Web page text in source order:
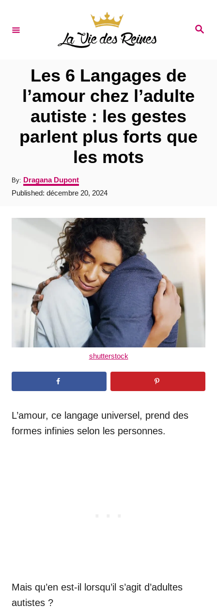
S
Les 6 Langages de
l’amour chez l’adulte
autiste : les gestes
parlent plus forts que
les mots
By: A
u
t
o
Dragana Dupont
P
Published: décembre 20, 2024
shutterstock
L’amour, ce langage universel, prend des
formes infinies selon les personnes.
Mais qu’en est-il lorsqu’il s’agit d’adultes
autistes ?